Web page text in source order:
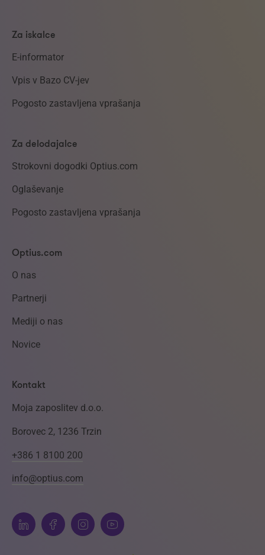
Za iskalce
E-informator
Vpis v Bazo CV-jev
Pogosto zastavljena vprašanja
Za delodajalce
Strokovni dogodki Optius.com
Oglaševanje
Pogosto zastavljena vprašanja
Optius.com
O nas
Partnerji
Mediji o nas
Novice
Kontakt
Moja zaposlitev d.o.o.
Borovec 2, 1236 Trzin
+386 1 8100 200
info@optius.com